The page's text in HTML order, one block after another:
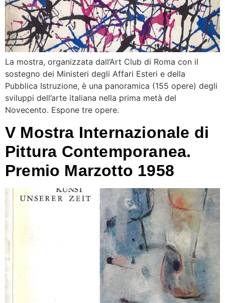
La mostra, organizzata dall’Art Club di Roma con il
sostegno dei Ministeri degli Affari Esteri e della
Pubblica Istruzione, è una panoramica (155 opere) degli
sviluppi dell’arte italiana nella prima metà del
Novecento. Espone tre opere.
V Mostra Internazionale di
Pittura Contemporanea.
Premio Marzotto 1958